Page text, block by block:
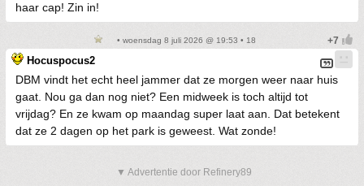
haar cap! Zin in!
• woensdag 8 juli 2026 @ 19:53 • 18
Hocuspocus2
DBM vindt het echt heel jammer dat ze morgen weer naar huis
gaat. Nou ga dan nog niet? Een midweek is toch altijd tot
vrijdag? En ze kwam op maandag super laat aan. Dat betekent
dat ze 2 dagen op het park is geweest. Wat zonde!
▼ Advertentie door Refinery89